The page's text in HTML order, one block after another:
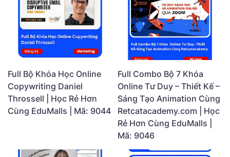
Full Bộ Khóa Học Online
Copywriting Daniel
Throssell | Học Rẻ Hơn
Cùng EduMalls | Mã: 9044
Full Combo Bộ 7 Khóa
Online Tư Duy – Thiết Kế –
Sáng Tạo Animation Cùng
Retcatacademy.com | Học
Rẻ Hơn Cùng EduMalls |
Mã: 9046